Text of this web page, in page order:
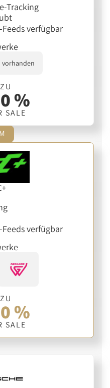
Tracking
verfügbar
vorhanden
%
SALE
verfügbar
%
SALE